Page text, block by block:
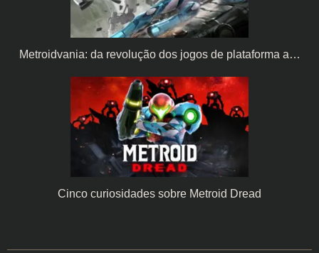
Metroidvania: da revolução dos jogos de plataforma a…
Cinco curiosidades sobre Metroid Dread